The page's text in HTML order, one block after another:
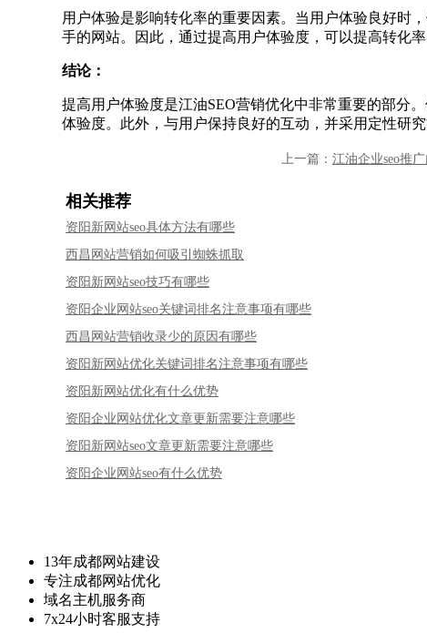
用户体验是影响转化率的重要因素。当用户体验良好时
手的网站。因此，通过提高用户体验度，可以提高转化率
结论：
提高用户体验度是江油SEO营销优化中非常重要的部分
体验度。此外，与用户保持良好的互动，并采用定性研
上一篇： 江油企业seo推
相关推荐
资阳新网站seo具体方法有哪些
西昌网站营销如何吸引蜘蛛抓取
资阳新网站seo技巧有哪些
资阳企业网站seo关键词排名注意事项有哪些
西昌网站营销收录少的原因有哪些
资阳新网站优化关键词排名注意事项有哪些
资阳新网站优化有什么优势
资阳企业网站优化文章更新需要注意哪些
资阳新网站seo文章更新需要注意哪些
资阳企业网站seo有什么优势
13年成都网站建设
专注成都网站优化
域名主机服务商
7x24小时客服支持